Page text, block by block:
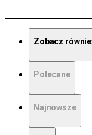
Zobacz
Polecane
Najnowsze